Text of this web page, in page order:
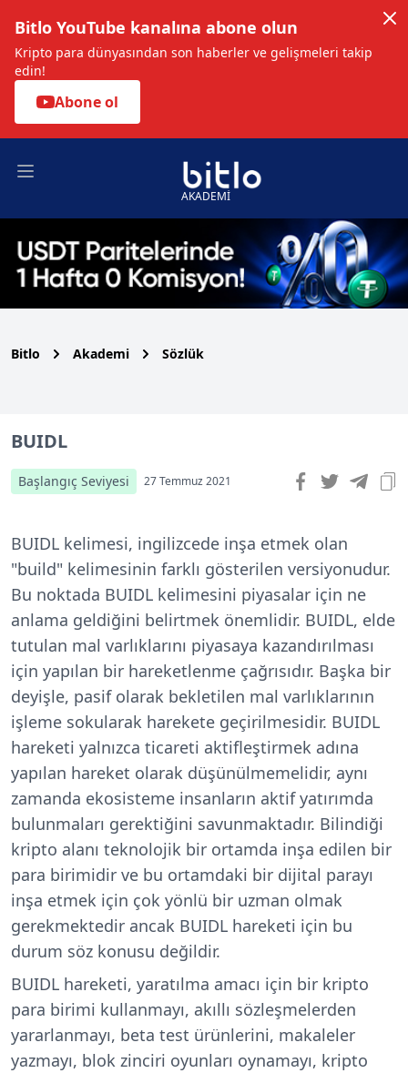
Bitlo YouTube kanalına abone olun
Kripto para dünyasından son haberler ve gelişmeleri takip
edin!
Abone ol
Open main menu
AKADEMİ
Bitlo Akademi Sözlük
BUIDL
Başlangıç Seviyesi 27 Temmuz 2021
BUIDL kelimesi, ingilizcede inşa etmek olan
"build" kelimesinin farklı gösterilen versiyonudur.
Bu noktada BUIDL kelimesini piyasalar için ne
anlama geldiğini belirtmek önemlidir. BUIDL, elde
tutulan mal varlıklarını piyasaya kazandırılması
için yapılan bir hareketlenme çağrısıdır. Başka bir
deyişle, pasif olarak bekletilen mal varlıklarının
işleme sokularak harekete geçirilmesidir. BUIDL
hareketi yalnızca ticareti aktifleştirmek adına
yapılan hareket olarak düşünülmemelidir, aynı
zamanda ekosisteme insanların aktif yatırımda
bulunmaları gerektiğini savunmaktadır. Bilindiği
kripto alanı teknolojik bir ortamda inşa edilen bir
para birimidir ve bu ortamdaki bir dijital parayı
inşa etmek için çok yönlü bir uzman olmak
gerekmektedir ancak BUIDL hareketi için bu
durum söz konusu değildir.
BUIDL hareketi, yaratılma amacı için bir kripto
para birimi kullanmayı, akıllı sözleşmelerden
yararlanmayı, beta test ürünlerini, makaleler
yazmayı, blok zinciri oyunları oynamayı, kripto